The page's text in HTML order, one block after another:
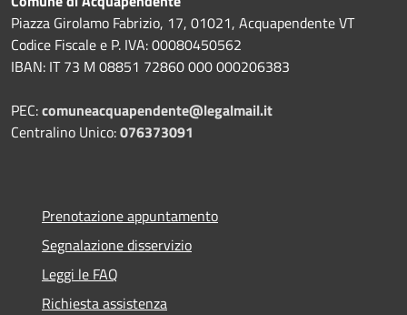
Piazza Girolamo Fabrizio, 17, 01021, Acquapendente VT
Codice Fiscale e P. IVA: 00080450562
IBAN: IT 73 M 08851 72860 000 000206383
PEC:comuneacquapendente@legalmail.it
Centralino Unico:076373091
Prenotazione appuntamento
Segnalazione disservizio
Leggi le FAQ
Richiesta assistenza